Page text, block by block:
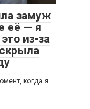
замуж
её — я
из-за
когда я